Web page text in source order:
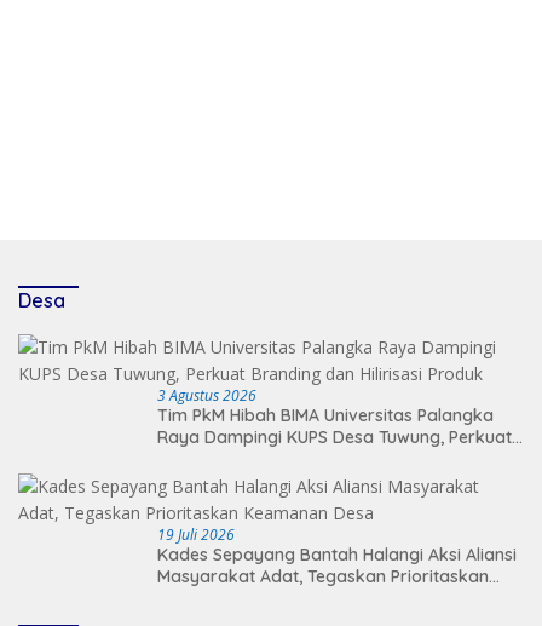
Desa
3 Agustus 2026
Tim PkM Hibah BIMA Universitas Palangka
Raya Dampingi KUPS Desa Tuwung, Perkuat
19 Juli 2026
Kades Sepayang Bantah Halangi Aksi Aliansi
Masyarakat Adat, Tegaskan Prioritaskan